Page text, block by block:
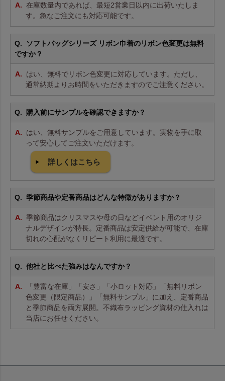
在庫数量内であれば、最短2営業日以内に出荷いたしま
す。急なご注文にも対応可能です。
ソフトバッグシリーズ リボン巾着のリボン色変更は無料
ですか？
はい、無料でリボン色変更に対応しています。ただし、
通常納期よりお時間をいただきますのでご注意ください。
購入前にサンプルを確認できますか？
はい、無料サンプルをご用意しています。実物を手に取
って安心してご注文いただけます。
詳しくはこちら
季節商品や定番商品はどんな特徴がありますか？
季節商品はクリスマスや母の日などイベント用のオリジ
ナルデザインが特長。定番商品は安定供給が可能で、在庫
切れの心配がなくリピート利用に最適です。
他社と比べた強みはなんですか？
「豊富な在庫」「安さ」「小ロット対応」「無料リボン
色変更（限定商品）」「無料サンプル」に加え、定番商品
と季節商品を両方展開。不織布ラッピング資材の仕入れは
当店にお任せください。